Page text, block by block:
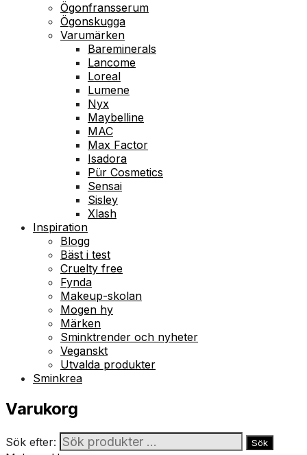
Ögonfransserum
Ögonskugga
Varumärken
Bareminerals
Lancome
Loreal
Lumene
Nyx
Maybelline
MAC
Max Factor
Isadora
Pür Cosmetics
Sensai
Sisley
Xlash
Inspiration
Blogg
Bäst i test
Cruelty free
Fynda
Makeup-skolan
Mogen hy
Märken
Sminktrender och nyheter
Veganskt
Utvalda produkter
Sminkrea
Varukorg
Sök efter: Sök